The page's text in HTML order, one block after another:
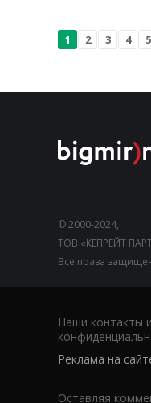
1 2 3 4 5
© 2000-2024,
ТОВ «КЕПРЕЙТ
Все права
Наши контакты
Реклама на
Оставляя